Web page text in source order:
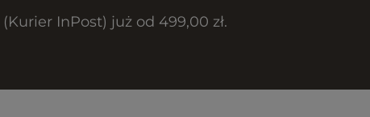
InPost) już od 499,00 zł.